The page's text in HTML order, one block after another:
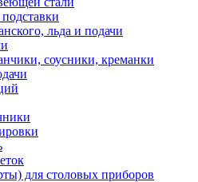
льда и подачи
соусники, креманки
для столовых приборов